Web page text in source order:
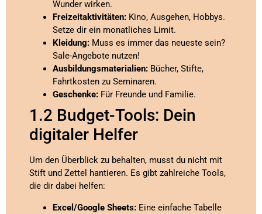
Wunder wirken.
Freizeitaktivitäten: Kino, Ausgehen, Hobbys.
Setze dir ein monatliches Limit.
Kleidung: Muss es immer das neueste sein?
Sale-Angebote nutzen!
Ausbildungsmaterialien: Bücher, Stifte,
Fahrtkosten zu Seminaren.
Geschenke: Für Freunde und Familie.
1.2 Budget-Tools: Dein
digitaler Helfer
Um den Überblick zu behalten, musst du nicht mit
Stift und Zettel hantieren. Es gibt zahlreiche Tools,
die dir dabei helfen:
Excel/Google Sheets: Eine einfache Tabelle